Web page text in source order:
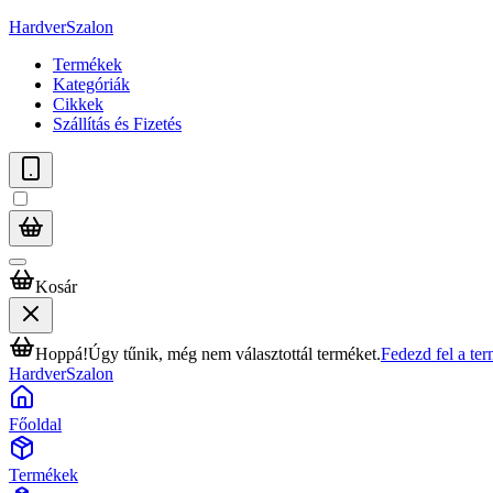
HardverSzalon
Termékek
Kategóriák
Cikkek
Szállítás és Fizetés
Kosár
Hoppá!Úgy tűnik, még nem választottál terméket.Fedezd fel a
HardverSzalon
Főoldal
Termékek